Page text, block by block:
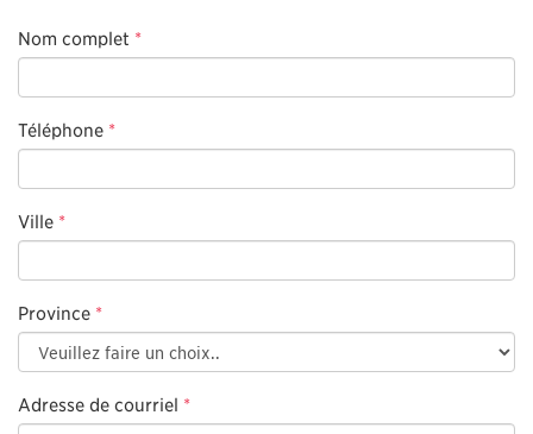
Nom complet *
Téléphone *
Ville *
Province *
Adresse de courriel *